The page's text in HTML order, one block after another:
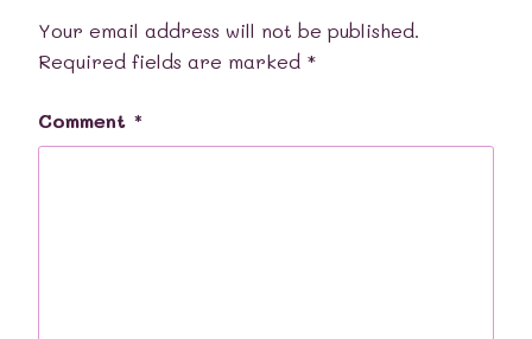
Your email address will not be published.
Required fields are marked *
Comment *